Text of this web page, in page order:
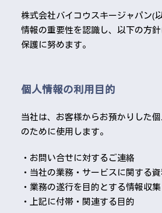
株式会社バイコウスキージャパン(
情報の重要性を認識し、以下の方
保護に努めます。
個人情報の利用目的
当社は、お客様からお預かりした
のために使用します。
・お問い合せに対するご連絡
・当社の業務・サービスに関する
・業務の遂行を目的とする情報収
・上記に付帯・関連する目的